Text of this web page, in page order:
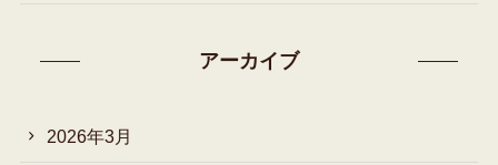
アーカイブ
2026年3月